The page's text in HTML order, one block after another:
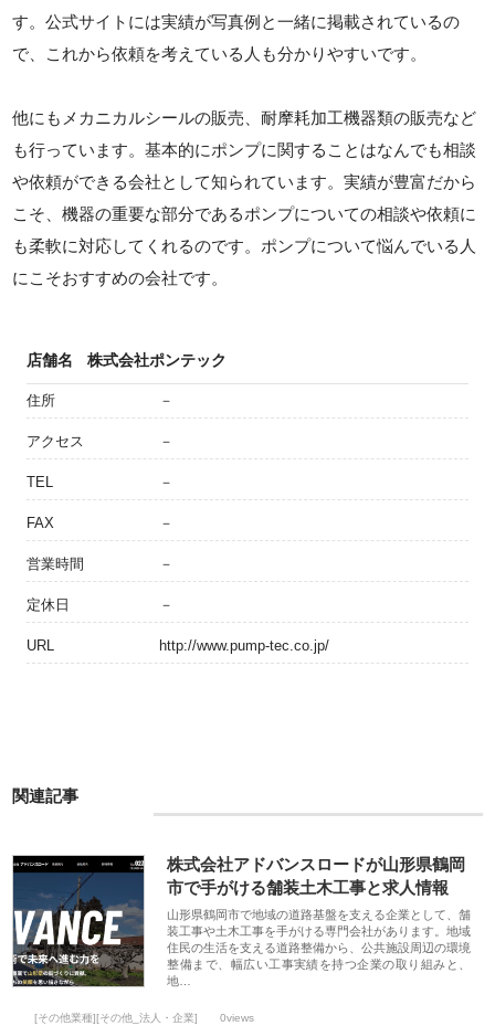
す。公式サイトには実績が写真例と一緒に掲載されているの
で、これから依頼を考えている人も分かりやすいです。
他にもメカニカルシールの販売、耐摩耗加工機器類の販売など
も行っています。基本的にポンプに関することはなんでも相談
や依頼ができる会社として知られています。実績が豊富だから
こそ、機器の重要な部分であるポンプについての相談や依頼に
も柔軟に対応してくれるのです。ポンプについて悩んでいる人
にこそおすすめの会社です。
店舗名 株式会社ポンテック
住所 －
アクセス －
TEL －
FAX －
営業時間 －
定休日 －
URL http://www.pump-tec.co.jp/
関連記事
株式会社アドバンスロードが山形県鶴岡
市で手がける舗装土木工事と求人情報
山形県鶴岡市で地域の道路基盤を支える企業として、舗
装工事や土木工事を手がける専門会社があります。地域
住民の生活を支える道路整備から、公共施設周辺の環境
整備まで、幅広い工事実績を持つ企業の取り組みと、
地…
[その他業種][その他_法人・企業] 0views